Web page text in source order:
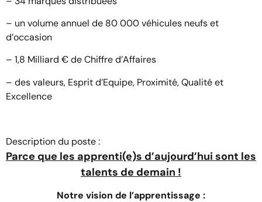
– un volume annuel de 80 000 véhicules neufs et
d’occasion
– 1,8 Milliard € de Chiffre d’Affaires
– des valeurs, Esprit d’Equipe, Proximité, Qualité et
Excellence
Description du poste :
Parce que les apprenti(e)s d’aujourd’hui sont les
talents de demain !
Notre vision de l’apprentissage :